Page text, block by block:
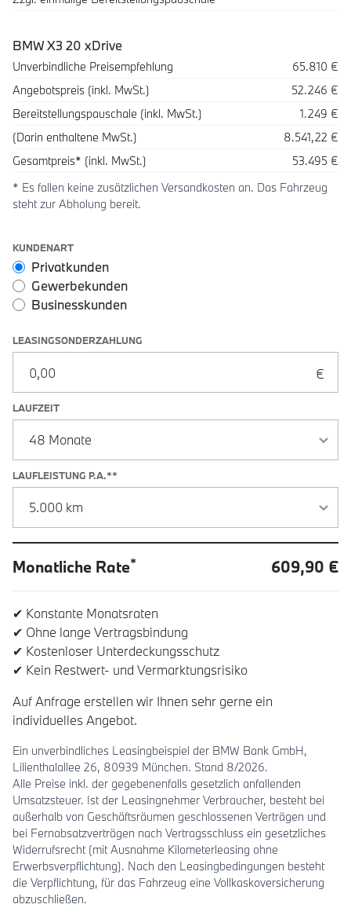
BMW X3 20 xDrive
Beschreibung Betrag
Unverbindliche Preisempfehlung
65.810 €
Angebotspreis (inkl. MwSt.)
52.246 €
Bereitstellungspauschale (inkl. MwSt.)
1.249 €
(Darin enthaltene MwSt.)
8.541,22 €
Gesamtpreis* (inkl. MwSt.)
53.495 €
* Es fallen keine zusätzlichen Versandkosten an. Das Fahrzeug
steht zur Abholung bereit.
Leasingoptionen: Sonderzahlung und Laufzeit
KUNDENART
Privatkunden
Gewerbekunden
Businesskunden
LEASINGSONDERZAHLUNG
LAUFZEIT
LAUFLEISTUNG P.A.**
Monatliche Rate* 609,90 €
✔ Konstante Monatsraten
✔ Ohne lange Vertragsbindung
✔ Kostenloser Unterdeckungsschutz
✔ Kein Restwert- und Vermarktungsrisiko
Auf Anfrage erstellen wir Ihnen sehr gerne ein
individuelles Angebot.
Ein unverbindliches Leasingbeispiel der BMW Bank GmbH,
Lilienthalallee 26, 80939 München. Stand 8/2026.
Alle Preise inkl. der gegebenenfalls gesetzlich anfallenden
Umsatzsteuer. Ist der Leasingnehmer Verbraucher, besteht bei
außerhalb von Geschäftsräumen geschlossenen Verträgen und
bei Fernabsatzverträgen nach Vertragsschluss ein gesetzliches
Widerrufsrecht (mit Ausnahme Kilometerleasing ohne
Erwerbsverpflichtung). Nach den Leasingbedingungen besteht
die Verpflichtung, für das Fahrzeug eine Vollkaskoversicherung
abzuschließen.